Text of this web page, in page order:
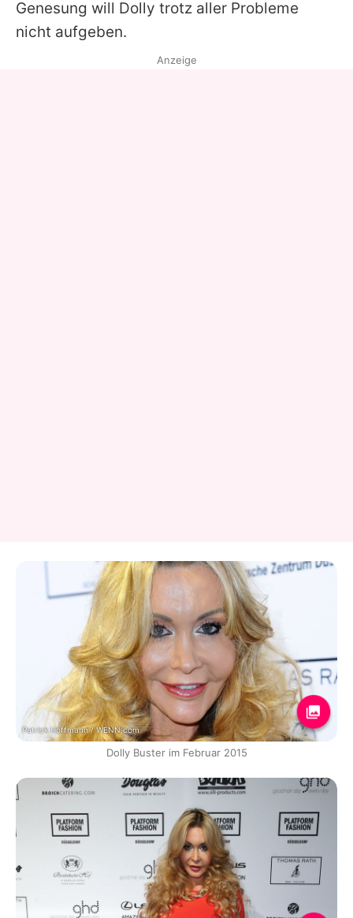
Genesung will Dolly trotz aller Probleme
nicht aufgeben.
Anzeige
Patrick Hoffmann / WENN.com
Dolly Buster im Februar 2015